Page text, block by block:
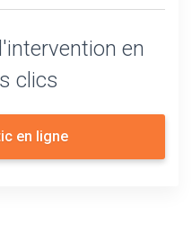
en
clics
en ligne